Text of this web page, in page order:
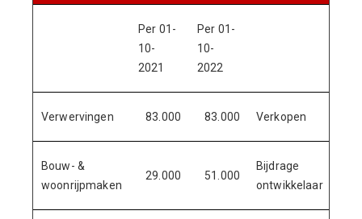
Per 01-
10-
2021
Per 01-
10-
2022
Verwervingen 83.000 83.000 Verkopen
Bouw- &
woonrijpmaken
29.000 51.000
Bijdrage
ontwikkelaar